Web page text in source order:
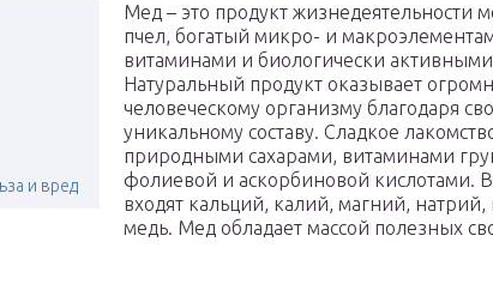
и вред
Мед – это продукт жизнедеятельности
пчел, богатый микро- и
витаминами и биологически
Натуральный продукт оказывает
человеческому организму благодаря
уникальному составу. Сладкое
природными сахарами, витаминами
фолиевой и аскорбиновой кислотами. В
входят кальций, калий, магний,
медь. Мед обладает массой полезных